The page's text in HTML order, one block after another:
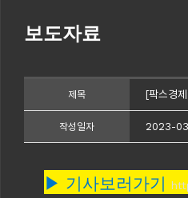
보도자료
제목 [팍스경
작성일자 2023-
▶ 기사보러가기